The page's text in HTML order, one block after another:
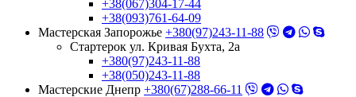
+38(067)304-17-44
+38(093)761-64-09
Мастерская Запорожье +380(97)243-11-88
Стартерок ул. Кривая Бухта, 2а
+380(97)243-11-88
+38(050)243-11-88
Мастерские Днепр +380(67)288-66-11